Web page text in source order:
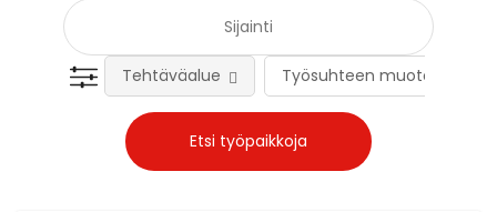
Työsuhteen muoto
Tehtäväalue